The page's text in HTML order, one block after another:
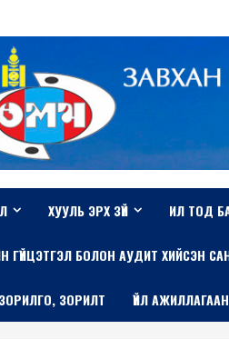
ХУУЛЬ ЭРХ ЗҮЙ ИЛ ТОД
ГҮЙЦЭТГЭЛ БОЛОН АУДИТ ХИЙСЭН
ЗОРИЛТ ҮЙЛ